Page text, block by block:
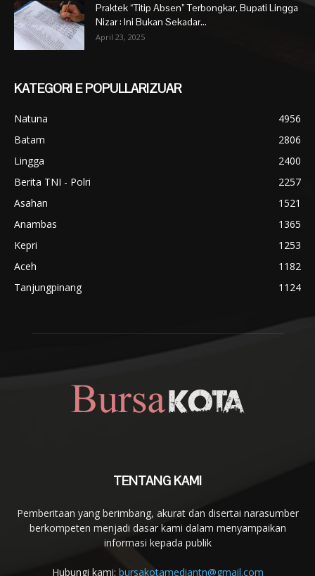
Praktek “Titip Absen” Terbongkar, Bupati Lingga
Nizar : Ini Bukan Sekadar...
April 23, 2025
KATEGORI E POPULLARIZUAR
Natuna
4956
Batam
2806
Lingga
2400
Berita TNI - Polri
2257
Asahan
1521
Anambas
1365
Kepri
1253
Aceh
1182
Tanjungpinang
1124
TENTANG KAMI
Pemberitaan yang berimbang, akurat dan disertai narasumber
berkompeten menjadi dasar kami dalam menyampaikan
informasi kepada publik
Hubungi kami: bursakotamediantn@gmail.com